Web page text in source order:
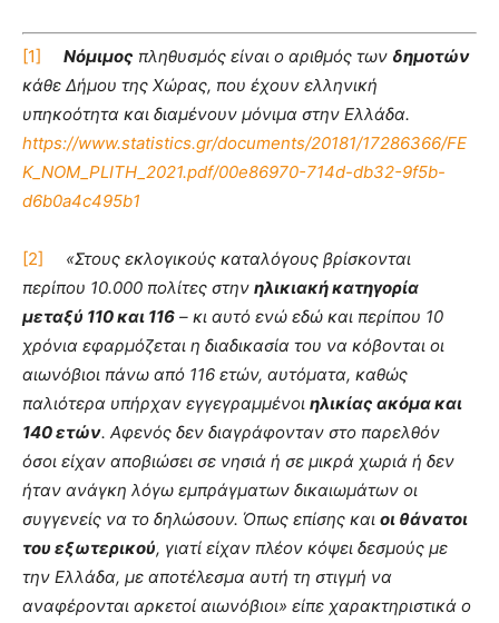
[1] Νόμιμος πληθυσμός είναι ο αριθμός των δημοτών
κάθε Δήμου της Χώρας, που έχουν ελληνική
υπηκοότητα και διαμένουν μόνιμα στην Ελλάδα.
https://www.statistics.gr/documents/20181/17286366/FE
K_NOM_PLITH_2021.pdf/00e86970-714d-db32-9f5b-
d6b0a4c495b1
[2]
«Στους εκλογικούς καταλόγους βρίσκονται
περίπου 10.000 πολίτες στην ηλικιακή κατηγορία
μεταξύ 110 και 116 – κι αυτό ενώ εδώ και περίπου 10
χρόνια εφαρμόζεται η διαδικασία του να κόβονται οι
αιωνόβιοι πάνω από 116 ετών, αυτόματα, καθώς
παλιότερα υπήρχαν εγγεγραμμένοι ηλικίας ακόμα και
140 ετών. Αφενός δεν διαγράφονταν στο παρελθόν
όσοι είχαν αποβιώσει σε νησιά ή σε μικρά χωριά ή δεν
ήταν ανάγκη λόγω εμπράγματων δικαιωμάτων οι
συγγενείς να το δηλώσουν. Όπως επίσης και οι θάνατοι
του εξωτερικού, γιατί είχαν πλέον κόψει δεσμούς με
την Ελλάδα, με αποτέλεσμα αυτή τη στιγμή να
αναφέρονται αρκετοί αιωνόβιοι» είπε χαρακτηριστικά ο